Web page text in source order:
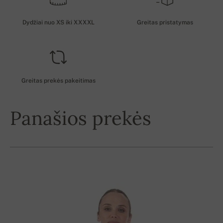
Dydžiai nuo XS iki XXXXL Greitas pristatymas
Greitas prekės pakeitimas
Panašios prekės